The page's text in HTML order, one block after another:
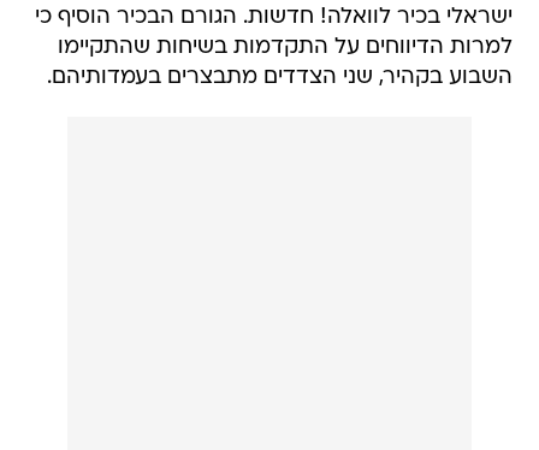
ישראלי בכיר לוואלה! חדשות. הגורם הבכיר הוסיף כי
למרות הדיווחים על התקדמות בשיחות שהתקיימו
השבוע בקהיר, שני הצדדים מתבצרים בעמדותיהם.